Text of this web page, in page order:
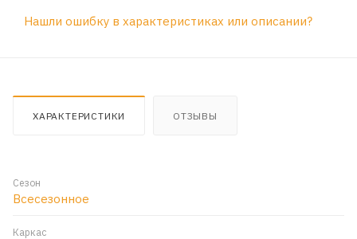
Нашли ошибку в характеристиках или описании?
ХАРАКТЕРИСТИКИ ОТЗЫВЫ
Сезон
Всесезонное
Каркас